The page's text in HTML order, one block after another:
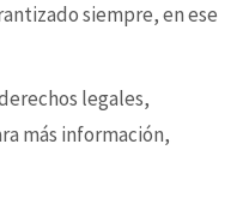
siempre, en ese
legales,
más información,